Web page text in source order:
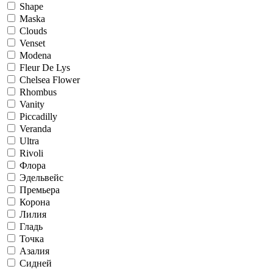
Shape
Maska
Clouds
Venset
Modena
Fleur De Lys
Chelsea Flower
Rhombus
Vanity
Piccadilly
Veranda
Ultra
Rivoli
Флора
Эдельвейс
Премьера
Корона
Лилия
Гладь
Точка
Азалия
Сидней